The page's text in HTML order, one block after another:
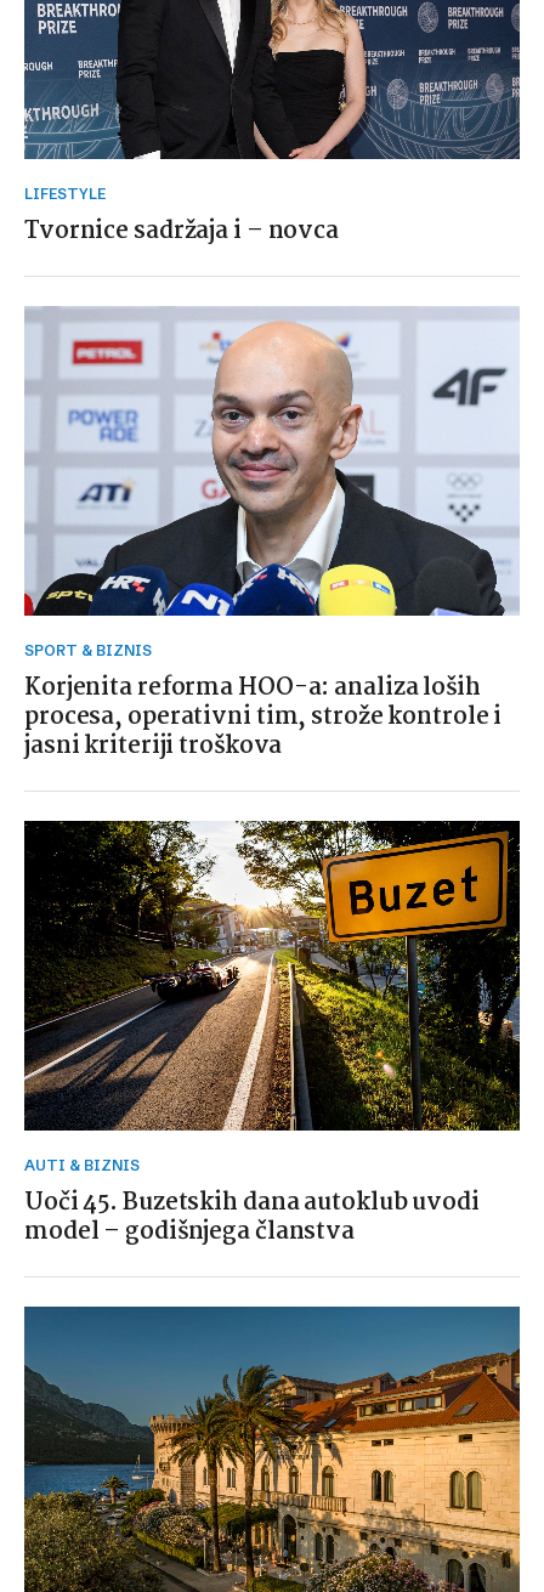
LIFESTYLE
Tvornice sadržaja i – novca
SPORT & BIZNIS
Korjenita reforma HOO-a: analiza loših
procesa, operativni tim, strože kontrole i
jasni kriteriji troškova
AUTI & BIZNIS
Uoči 45. Buzetskih dana autoklub uvodi
model – godišnjega članstva